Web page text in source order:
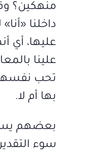
منهكين؟
داخلنا
عليها، أي
علينا
تحب
بها أم لا.
بعضهم
سوء